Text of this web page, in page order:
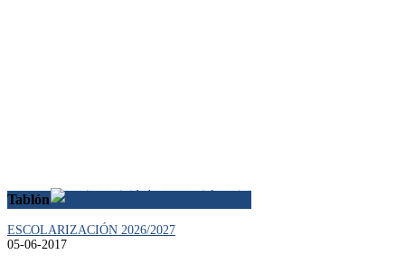
Tablón
ESCOLARIZACIÓN 2026/2027
05-06-2017